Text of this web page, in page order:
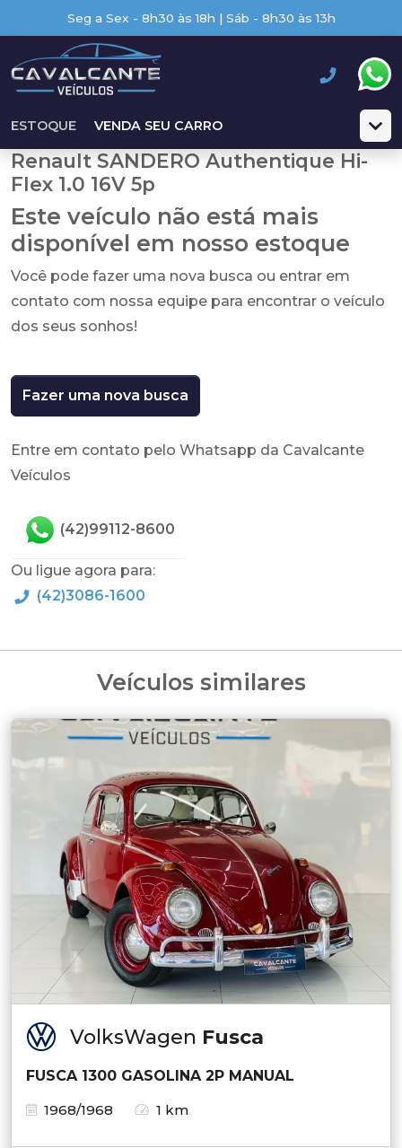
Seg a Sex - 8h30 às 18h | Sáb - 8h30 às 13h
ESTOQUE VENDA SEU CARRO
Renault SANDERO Authentique Hi-
Flex 1.0 16V 5p
Este veículo não está mais
disponível em nosso estoque
Você pode fazer uma nova busca ou entrar em
contato com nossa equipe para encontrar o veículo
dos seus sonhos!
Fazer uma nova busca
Entre em contato pelo Whatsapp da Cavalcante
Veículos
(42)99112-8600
Ou ligue agora para:
(42)3086-1600
Veículos similares
VolksWagen Fusca
FUSCA 1300 GASOLINA 2P MANUAL
1968/1968
1 km